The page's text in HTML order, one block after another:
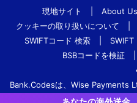
現地サイト About Us
クッキーの取り扱いについて
SWIFTコード 検索
SWIFT
BSBコードを検証
Bank.Codesは、Wise Payments